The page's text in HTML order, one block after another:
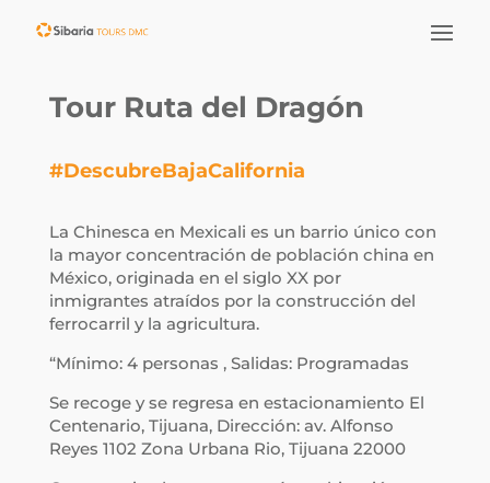
Tour Ruta del Dragón
#DescubreBajaCalifornia
La Chinesca en Mexicali es un barrio único con
la mayor concentración de población china en
México, originada en el siglo XX por
inmigrantes atraídos por la construcción del
ferrocarril y la agricultura.
“Mínimo: 4 personas , Salidas: Programadas
Se recoge y se regresa en estacionamiento El
Centenario, Tijuana, Dirección: av. Alfonso
Reyes 1102 Zona Urbana Rio, Tijuana 22000